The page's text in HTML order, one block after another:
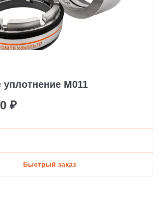
уплотнение M011
₽
Быстрый заказ